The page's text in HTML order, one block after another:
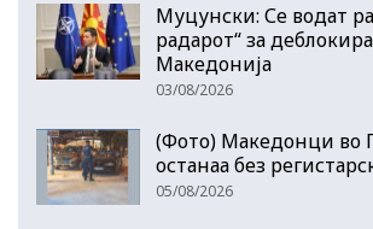
Муцунски: Се водат
радарот“ за
Македонија
03/08/2026
(Фото) Македонци во
останаа без
05/08/2026